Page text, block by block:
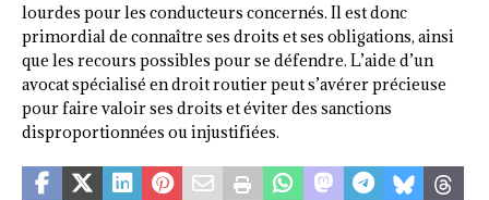
lourdes pour les conducteurs concernés. Il est donc
primordial de connaître ses droits et ses obligations, ainsi
que les recours possibles pour se défendre. L’aide d’un
avocat spécialisé en droit routier peut s’avérer précieuse
pour faire valoir ses droits et éviter des sanctions
disproportionnées ou injustifiées.